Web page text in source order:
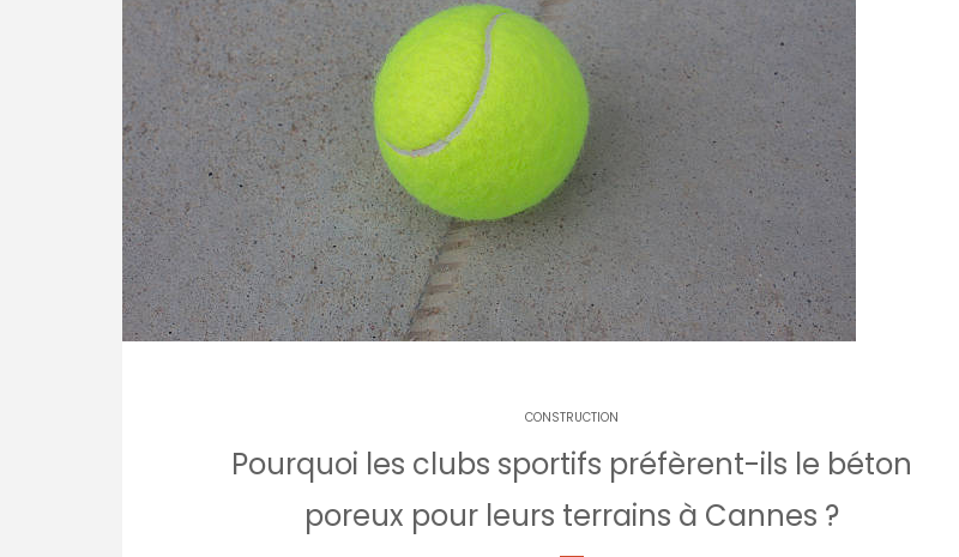
CONSTRUCTION
Pourquoi les clubs sportifs préfèrent-ils le béton
poreux pour leurs terrains à Cannes ?